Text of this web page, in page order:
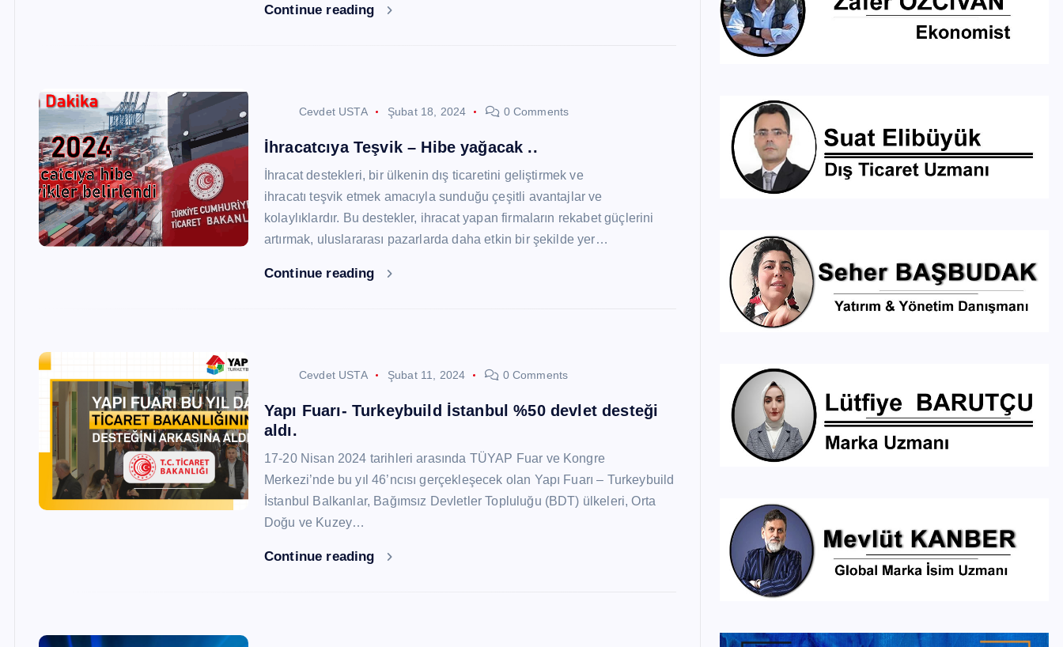
Continue reading
Cevdet USTA Şubat 18, 2024 0 Comments
İhracatcıya Teşvik – Hibe yağacak ..
İhracat destekleri, bir ülkenin dış ticaretini geliştirmek ve
ihracatı teşvik etmek amacıyla sunduğu çeşitli avantajlar ve
kolaylıklardır. Bu destekler, ihracat yapan firmaların rekabet güçlerini
artırmak, uluslararası pazarlarda daha etkin bir şekilde yer…
Continue reading
Cevdet USTA Şubat 11, 2024 0 Comments
Yapı Fuarı- Turkeybuild İstanbul %50 devlet desteği
aldı.
17-20 Nisan 2024 tarihleri arasında TÜYAP Fuar ve Kongre
Merkezi’nde bu yıl 46’ncısı gerçekleşecek olan Yapı Fuarı – Turkeybuild
İstanbul Balkanlar, Bağımsız Devletler Topluluğu (BDT) ülkeleri, Orta
Doğu ve Kuzey…
Continue reading